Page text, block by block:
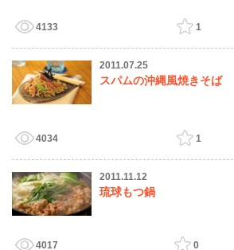
4133
1
2011.07.25
スパムの沖縄風焼きそば
4034
1
2011.11.12
琉球もつ鍋
4017
0